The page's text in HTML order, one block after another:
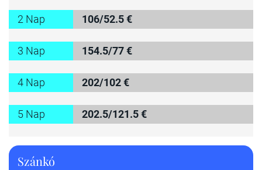
2 Nap 106/52.5 €
3 Nap 154.5/77 €
4 Nap 202/102 €
5 Nap 202.5/121.5 €
Szánkó